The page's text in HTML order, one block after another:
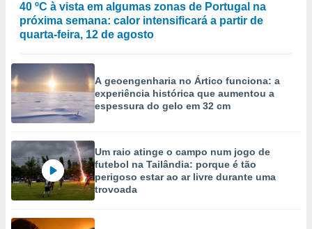
40 ºC à vista em algumas zonas de Portugal na
próxima semana: calor intensificará a partir de
quarta-feira, 12 de agosto
A geoengenharia no Ártico funciona: a
experiência histórica que aumentou a
espessura do gelo em 32 cm
Um raio atinge o campo num jogo de
futebol na Tailândia: porque é tão
perigoso estar ao ar livre durante uma
trovoada